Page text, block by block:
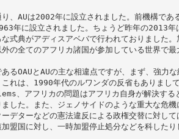
、AUは2002年に設立されました。前機構であ
年に設立されました。ちょうど昨年の2013年
式典がアディスアベバで行われておりました。
外の全てのアフリカ諸国が参加している世界で最
るOAUとAUの主な相違点ですが、まず、強力
これは、1990年代のルワンダの反省もあ
アフリカの問題はアフリカ自身が解決する
した。また、ジェノサイドのような重大な危機
デターなどの憲法違反による政権交替に対して
盟国に対し、一時加盟停止処分などを科したり